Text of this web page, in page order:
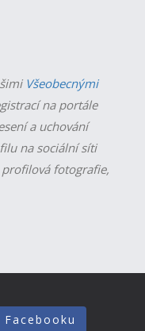
Všeobecnými
na portále
a uchování
na sociální síti
fotografie,
Facebooku